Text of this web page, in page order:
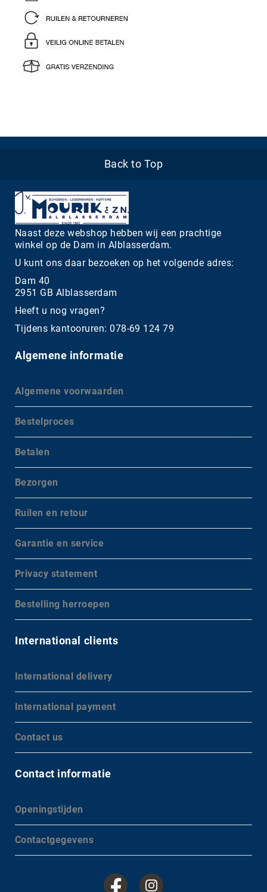
Back to Top
Naast deze webshop hebben wij een prachtige
winkel op de Dam in Alblasserdam.
U kunt ons daar bezoeken op het volgende adres:
Dam 40
2951 GB Alblasserdam
Heeft u nog vragen?
Tijdens kantooruren: 078-69 124 79
Algemene informatie
Algemene voorwaarden
Bestelproces
Betalen
Bezorgen
Ruilen en retour
Garantie en service
Privacy statement
Bestelling herroepen
International clients
International delivery
International payment
Contact us
Contact informatie
Openingstijden
Contactgegevens